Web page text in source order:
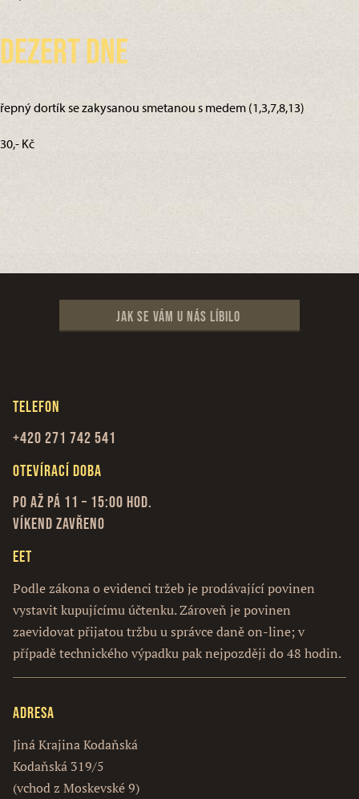
Dezert dne
řepný dortík se zakysanou smetanou s medem (1,3,7,8,13)
30,- Kč
Jak se vám u nás líbilo
Telefon
+420 271 742 541
Otevírací doba
Po až Pá 11 – 15:00 hod.
Víkend zavřeno
EET
Podle zákona o evidenci tržeb je prodávající povinen
vystavit kupujícímu účtenku. Zároveň je povinen
zaevidovat přijatou tržbu u správce daně on-line; v
případě technického výpadku pak nejpozději do 48 hodin.
Adresa
Jiná Krajina Kodaňská
Kodaňská 319/5
(vchod z Moskevské 9)